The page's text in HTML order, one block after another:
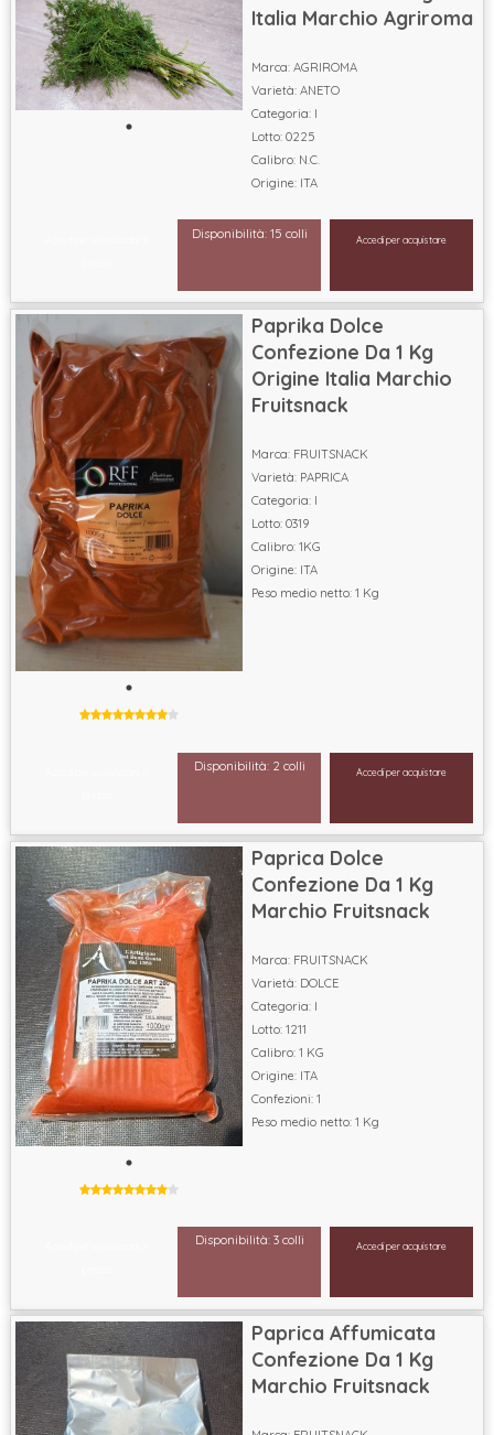
Italia Marchio Agriroma
Marca: AGRIROMA
Varietà: ANETO
Categoria: I
Lotto: 0225
Calibro: N.C.
Origine: ITA
Disponibilità: 15 colli Accedi per acquistare
Paprika Dolce
Confezione Da 1 Kg
Origine Italia Marchio
Fruitsnack
Marca: FRUITSNACK
Varietà: PAPRICA
Categoria: I
Lotto: 0319
Calibro: 1KG
Origine: ITA
Peso medio netto: 1 Kg
Disponibilità: 2 colli Accedi per acquistare
Paprica Dolce
Confezione Da 1 Kg
Marchio Fruitsnack
Marca: FRUITSNACK
Varietà: DOLCE
Categoria: I
Lotto: 1211
Calibro: 1 KG
Origine: ITA
Confezioni: 1
Peso medio netto: 1 Kg
Disponibilità: 3 colli Accedi per acquistare
Paprica Affumicata
Confezione Da 1 Kg
Marchio Fruitsnack